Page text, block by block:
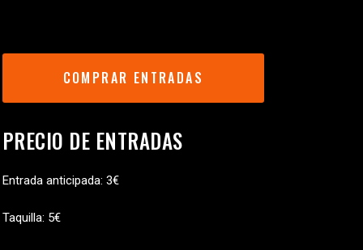
COMPRAR ENTRADAS
PRECIO DE ENTRADAS
Entrada anticipada: 3€
Taquilla: 5€